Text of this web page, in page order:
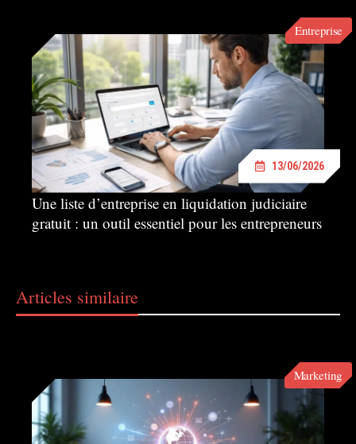
Entreprise
13/06/2026
Une liste d’entreprise en liquidation judiciaire
gratuit : un outil essentiel pour les entrepreneurs
Articles similaire
Marketing